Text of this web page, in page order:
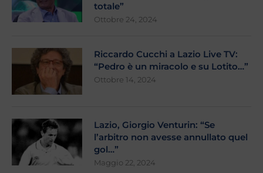
totale”
Ottobre 24, 2024
Riccardo Cucchi a Lazio Live TV:
“Pedro è un miracolo e su Lotito…”
Ottobre 14, 2024
Lazio, Giorgio Venturin: “Se
l’arbitro non avesse annullato quel
gol…”
Maggio 22, 2024